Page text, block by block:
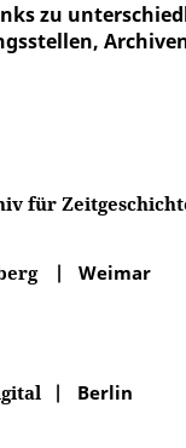
zu
für
| Weimar
| Berlin